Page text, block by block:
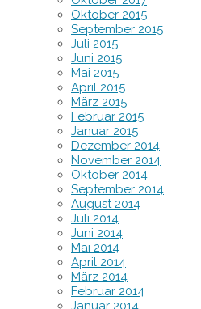
Oktober 2015
September 2015
Juli 2015
Juni 2015
Mai 2015
April 2015
März 2015
Februar 2015
Januar 2015
Dezember 2014
November 2014
Oktober 2014
September 2014
August 2014
Juli 2014
Juni 2014
Mai 2014
April 2014
März 2014
Februar 2014
Januar 2014